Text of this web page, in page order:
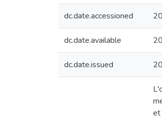
dc.date.accessioned
dc.date.available
dc.date.issued
et